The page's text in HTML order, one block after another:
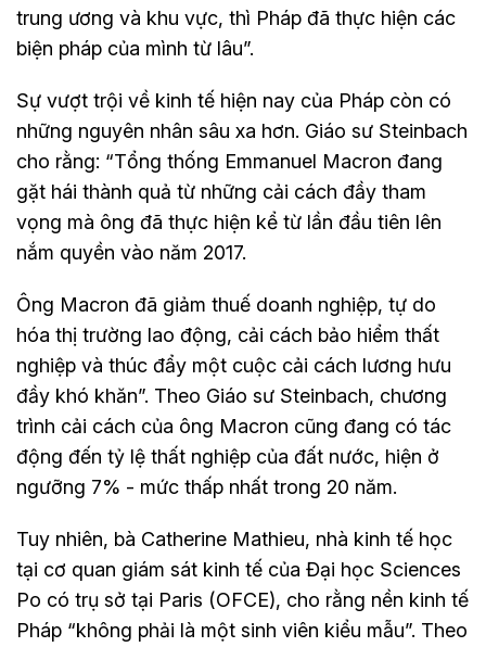
trung ương và khu vực, thì Pháp đã thực hiện các
biện pháp của mình từ lâu”.
Sự vượt trội về kinh tế hiện nay của Pháp còn có
những nguyên nhân sâu xa hơn. Giáo sư Steinbach
cho rằng: “Tổng thống Emmanuel Macron đang
gặt hái thành quả từ những cải cách đầy tham
vọng mà ông đã thực hiện kể từ lần đầu tiên lên
nắm quyền vào năm 2017.
Ông Macron đã giảm thuế doanh nghiệp, tự do
hóa thị trường lao động, cải cách bảo hiểm thất
nghiệp và thúc đẩy một cuộc cải cách lương hưu
đầy khó khăn”. Theo Giáo sư Steinbach, chương
trình cải cách của ông Macron cũng đang có tác
động đến tỷ lệ thất nghiệp của đất nước, hiện ở
ngưỡng 7% - mức thấp nhất trong 20 năm.
Tuy nhiên, bà Catherine Mathieu, nhà kinh tế học
tại cơ quan giám sát kinh tế của Đại học Sciences
Po có trụ sở tại Paris (OFCE), cho rằng nền kinh tế
Pháp “không phải là một sinh viên kiểu mẫu”. Theo